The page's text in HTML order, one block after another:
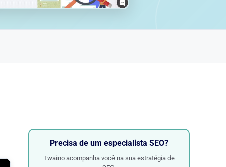
Precisa de um especialista SEO?
Twaino acompanha você na sua estratégia de